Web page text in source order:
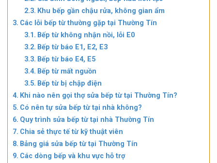
Khu bếp gần chậu rửa, không gian ẩm
Các lỗi bếp từ thường gặp tại Thường Tín
Bếp từ không nhận nồi, lỗi E0
Bếp từ báo E1, E2, E3
Bếp từ báo E4, E5
Bếp từ mất nguồn
Bếp từ bị chập điện
Khi nào nên gọi thợ sửa bếp từ tại Thường Tín?
Có nên tự sửa bếp từ tại nhà không?
Quy trình sửa bếp từ tại nhà Thường Tín
Chia sẻ thực tế từ kỹ thuật viên
Bảng giá sửa bếp từ tại Thường Tín
Các dòng bếp và khu vực hỗ trợ